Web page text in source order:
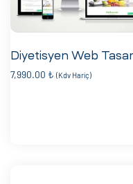
Diyetisyen Web
7,990.00 ₺ (Kdv Hariç)